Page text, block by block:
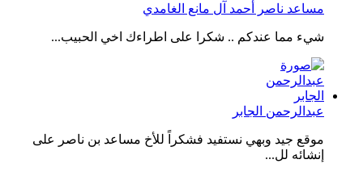
مساعد ناصر أحمد آل مانع الغامدي
شيء مما عندكم .. شكرا على اطراءك اخي الحبيب...
عبدالرحمن الجابر
موقع جيد وبهي نستفيد فشكراً للأخ مساعد بن ناصر على
إنشائه لل...